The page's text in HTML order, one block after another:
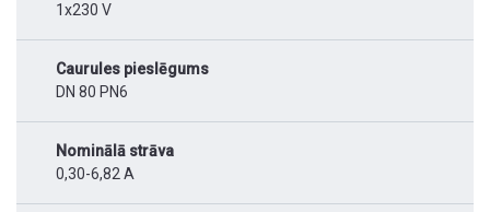
1x230 V
Caurules pieslēgums
DN 80 PN6
Nominālā strāva
0,30-6,82 A